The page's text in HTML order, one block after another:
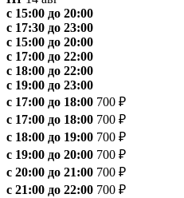
с 15:00 до 20:00
с 17:30 до 23:00
с 15:00 до 20:00
с 17:00 до 22:00
с 18:00 до 22:00
с 19:00 до 23:00
с 17:00 до 18:00 700 ₽
с 17:00 до 18:00 700 ₽
с 18:00 до 19:00 700 ₽
с 19:00 до 20:00 700 ₽
с 20:00 до 21:00 700 ₽
с 21:00 до 22:00 700 ₽